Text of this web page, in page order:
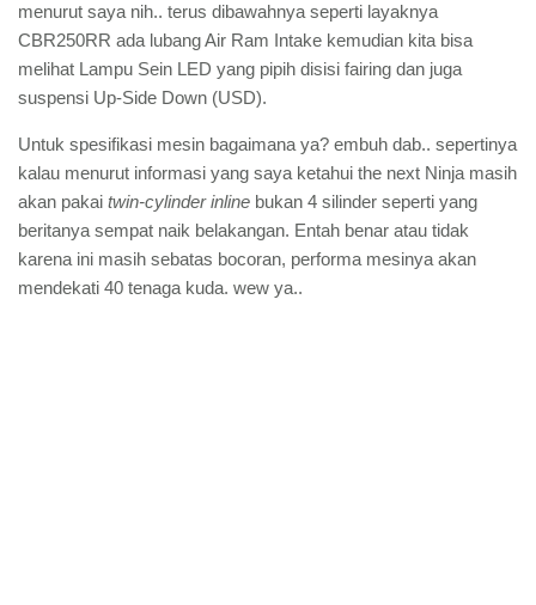
menurut saya nih.. terus dibawahnya seperti layaknya
CBR250RR ada lubang Air Ram Intake kemudian kita bisa
melihat Lampu Sein LED yang pipih disisi fairing dan juga
suspensi Up-Side Down (USD).
Untuk spesifikasi mesin bagaimana ya? embuh dab.. sepertinya
kalau menurut informasi yang saya ketahui the next Ninja masih
akan pakai twin-cylinder inline bukan 4 silinder seperti yang
beritanya sempat naik belakangan. Entah benar atau tidak
karena ini masih sebatas bocoran, performa mesinya akan
mendekati 40 tenaga kuda. wew ya..